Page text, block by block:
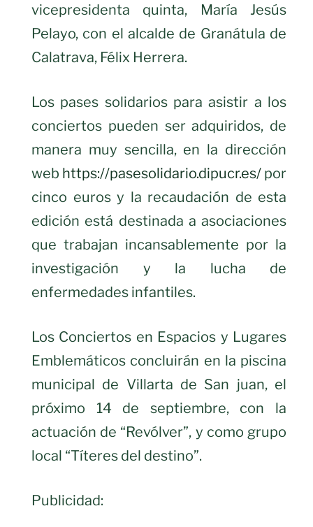
vicepresidenta quinta, María Jesús
Pelayo, con el alcalde de Granátula de
Calatrava, Félix Herrera.
Los pases solidarios para asistir a los
conciertos pueden ser adquiridos, de
manera muy sencilla, en la dirección
web https://pasesolidario.dipucr.es/ por
cinco euros y la recaudación de esta
edición está destinada a asociaciones
que trabajan incansablemente por la
investigación y la lucha de
enfermedades infantiles.
Los Conciertos en Espacios y Lugares
Emblemáticos concluirán en la piscina
municipal de Villarta de San juan, el
próximo 14 de septiembre, con la
actuación de “Revólver”, y como grupo
local “Títeres del destino”.
Publicidad: